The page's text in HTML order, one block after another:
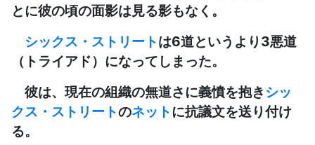
とに彼の頃の面影は見る影もなく。
シックス・ストリートは6道というより3悪道
（トライアド）になってしまった。
彼は、現在の組織の無道さに義憤を抱き シッ
クス・ストリートのネットに抗議文を送り付け
る。